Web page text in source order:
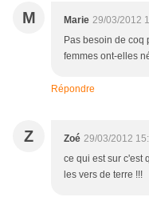
M Marie 29/03/2012
Pas besoin de coq
femmes ont-elles
Répondre
Z Zoé 29/03/2012
ce qui est sur c'est
les vers de terre !!!